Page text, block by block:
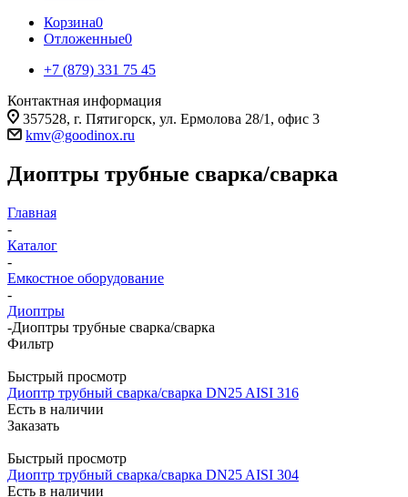
Корзина0
Отложенные0
+7 (879) 331 75 45
Контактная информация
357528, г. Пятигорск, ул. Ермолова 28/1, офис 3
kmv@goodinox.ru
Диоптры трубные сварка/сварка
Главная
-
Каталог
-
Емкостное оборудование
-
Диоптры
-Диоптры трубные сварка/сварка
Фильтр
Быстрый просмотр
Диоптр трубный сварка/сварка DN25 AISI 316
Есть в наличии
Заказать
Быстрый просмотр
Диоптр трубный сварка/сварка DN25 AISI 304
Есть в наличии